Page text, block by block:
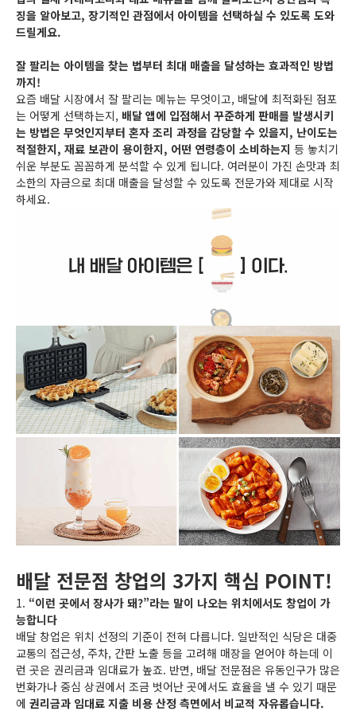
징을 알아보고, 장기적인 관점에서 아이템을 선택하실 수 있도록 도와
드릴게요.
잘 팔리는 아이템을 찾는 법부터 최대 매출을 달성하는 효과적인 방법
까지!
요즘 배달 시장에서 잘 팔리는 메뉴는 무엇이고, 배달에 최적화된 점포
는 어떻게 선택하는지, 배달 앱에 입점해서 꾸준하게 판매를 발생시키
는 방법은 무엇인지부터 혼자 조리 과정을 감당할 수 있을지, 난이도는
적절한지, 재료 보관이 용이한지, 어떤 연령층이 소비하는지 등 놓치기
쉬운 부분도 꼼꼼하게 분석할 수 있게 됩니다. 여러분이 가진 손맛과 최
소한의 자금으로 최대 매출을 달성할 수 있도록 전문가와 제대로 시작
하세요.
배달 전문점 창업의 3가지 핵심 POINT!
1. “이런 곳에서 장사가 돼?”라는 말이 나오는 위치에서도 창업이 가
능합니다
배달 창업은 위치 선정의 기준이 전혀 다릅니다. 일반적인 식당은 대중
교통의 접근성, 주차, 간판 노출 등을 고려해 매장을 얻어야 하는데 이
런 곳은 권리금과 임대료가 높죠. 반면, 배달 전문점은 유동인구가 많은
번화가나 중심 상권에서 조금 벗어난 곳에서도 효율을 낼 수 있기 때문
에 권리금과 임대료 지출 비용 산정 측면에서 비교적 자유롭습니다.